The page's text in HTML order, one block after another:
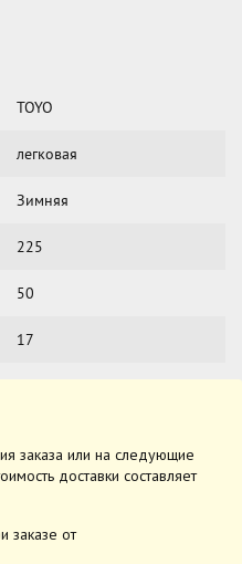
TOYO
легковая
Зимняя
225
50
17
заказа или на следующие
доставки составляет
заказе от